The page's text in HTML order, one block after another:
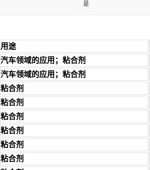
是
用途
汽车领域的应用；粘合剂
汽车领域的应用；粘合剂
粘合剂
粘合剂
粘合剂
粘合剂
粘合剂
粘合剂